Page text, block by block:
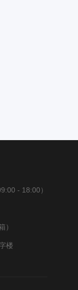
- 18:00）
）
楼